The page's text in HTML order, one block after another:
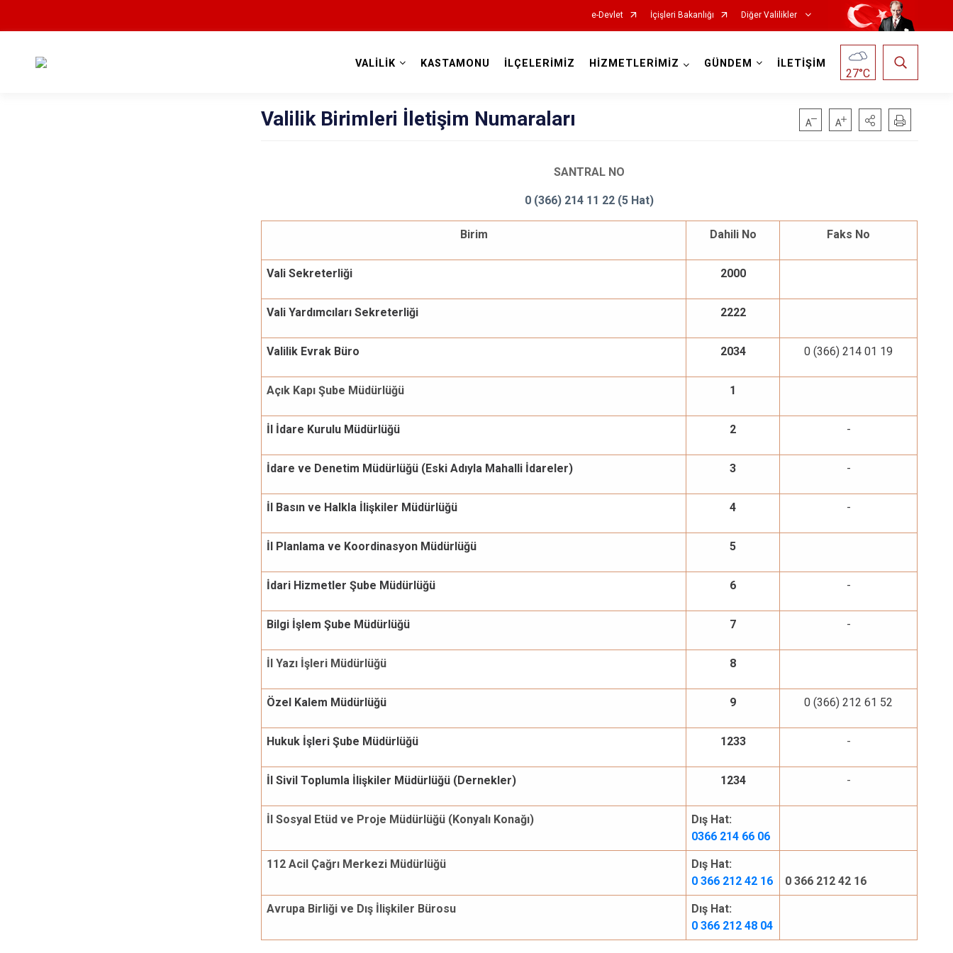
e-Devlet İçişleri Bakanlığı Diğer Valilikler
VALİLİK KASTAMONU İLÇELERİMİZ HİZMETLERİMİZ GÜNDEM İLETİŞİM
27°C
Valilik Birimleri İletişim Numaraları
SANTRAL NO
0 (366) 214 11 22 (5 Hat)
Birim Dahili No Faks No
Vali Sekreterliği 2000
Vali Yardımcıları Sekreterliği 2222
Valilik Evrak Büro 2034 0 (366) 214 01 19
Açık Kapı Şube Müdürlüğü 1
İl İdare Kurulu Müdürlüğü 2 -
İdare ve Denetim Müdürlüğü (Eski Adıyla Mahalli İdareler) 3 -
İl Basın ve Halkla İlişkiler Müdürlüğü 4 -
İl Planlama ve Koordinasyon Müdürlüğü 5
İdari Hizmetler Şube Müdürlüğü 6 -
Bilgi İşlem Şube Müdürlüğü 7 -
İl Yazı İşleri Müdürlüğü 8
Özel Kalem Müdürlüğü 9 0 (366) 212 61 52
Hukuk İşleri Şube Müdürlüğü 1233 -
İl Sivil Toplumla İlişkiler Müdürlüğü (Dernekler) 1234 -
İl Sosyal Etüd ve Proje Müdürlüğü (Konyalı Konağı)
Dış Hat:
0366 214 66 06
112 Acil Çağrı Merkezi Müdürlüğü
Dış Hat:
0 366 212 42 16
0 366 212 42 16
Avrupa Birliği ve Dış İlişkiler Bürosu
Dış Hat:
0 366 212 48 04